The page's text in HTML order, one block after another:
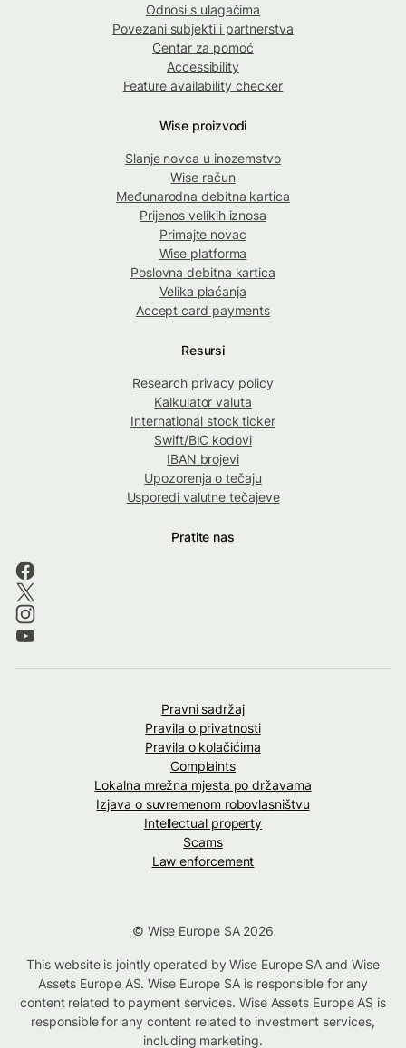
Odnosi s ulagačima
Povezani subjekti i partnerstva
Centar za pomoć
Accessibility
Feature availability checker
Wise proizvodi
Slanje novca u inozemstvo
Wise račun
Međunarodna debitna kartica
Prijenos velikih iznosa
Primajte novac
Wise platforma
Poslovna debitna kartica
Velika plaćanja
Accept card payments
Resursi
Research privacy policy
Kalkulator valuta
International stock ticker
Swift/BIC kodovi
IBAN brojevi
Upozorenja o tečaju
Usporedi valutne tečajeve
Pratite nas
Pravni sadržaj
Pravila o privatnosti
Pravila o kolačićima
Complaints
Lokalna mrežna mjesta po državama
Izjava o suvremenom robovlasništvu
Intellectual property
Scams
Law enforcement
© Wise Europe SA 2026
This website is jointly operated by Wise Europe SA and Wise
Assets Europe AS. Wise Europe SA is responsible for any
content related to payment services. Wise Assets Europe AS is
responsible for any content related to investment services,
including marketing.